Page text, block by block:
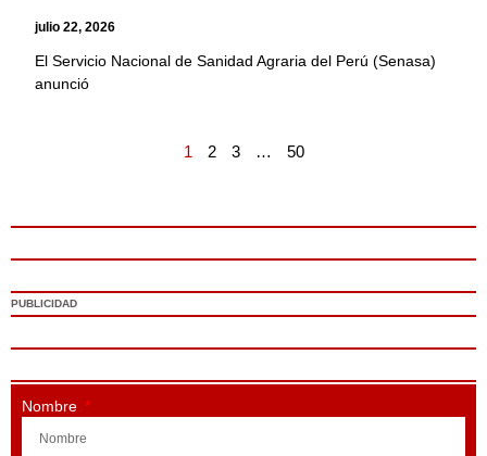
julio 22, 2026
El Servicio Nacional de Sanidad Agraria del Perú (Senasa)
anunció
1 2 3 … 50
PUBLICIDAD
Nombre